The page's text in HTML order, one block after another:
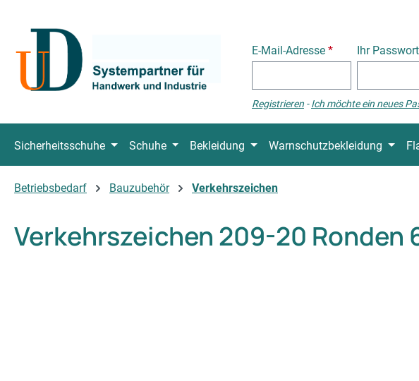
E-Mail-Adresse * Ihr
Registrieren -Ich möchte ein neues
Sicherheitsschuhe Schuhe Bekleidung Warnschutzbekleidung
Betriebsbedarf Bauzubehör Verkehrszeichen
Verkehrszeichen 209-20 Ronden